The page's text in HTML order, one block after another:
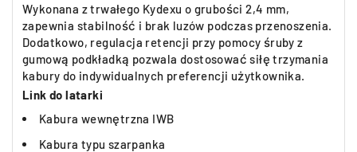
Wykonana z trwałego Kydexu o grubości 2,4 mm,
zapewnia stabilność i brak luzów podczas przenoszenia.
Dodatkowo, regulacja retencji przy pomocy śruby z
gumową podkładką pozwala dostosować siłę trzymania
kabury do indywidualnych preferencji użytkownika.
Link do latarki
Kabura wewnętrzna IWB
Kabura typu szarpanka